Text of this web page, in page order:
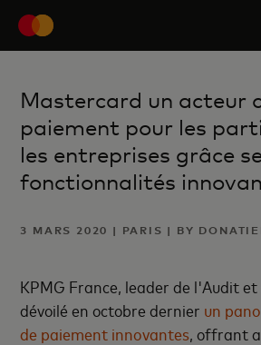
Mastercard un acteur
paiement pour les
les entreprises grâce
fonctionnalités
3 MARS 2020 | PARIS | BY
KPMG France, leader de l'Audit et
dévoilé en octobre dernier un
de paiement innovantes, offrant